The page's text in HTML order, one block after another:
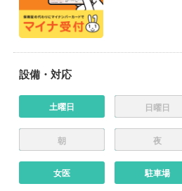
設備・対応
土曜日 日曜日
朝 夜
女医 駐車場